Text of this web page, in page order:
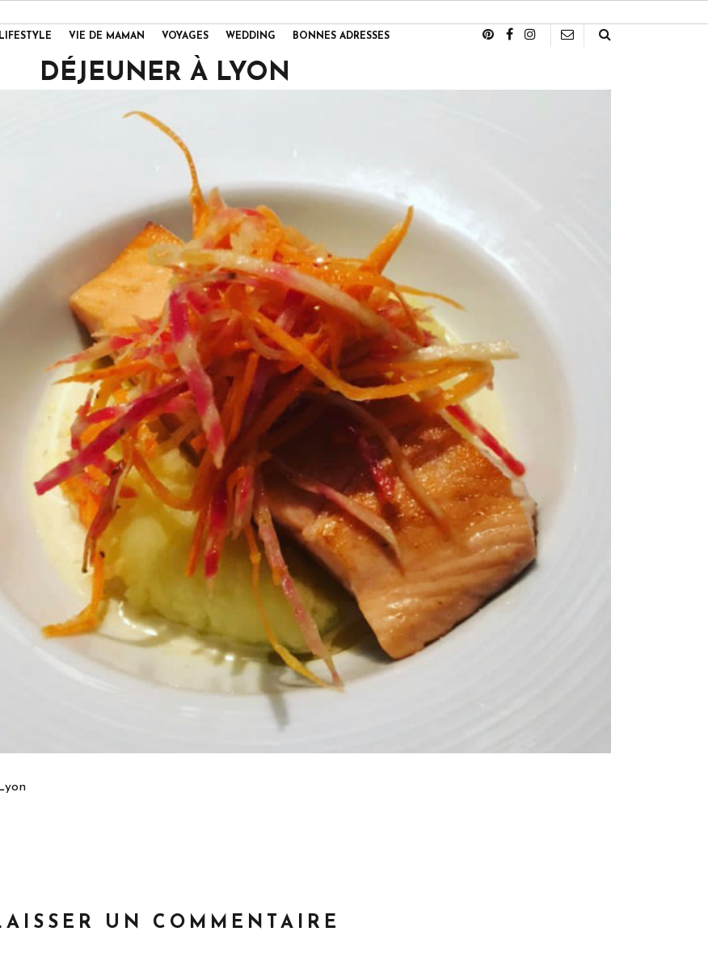
LIFESTYLE VIE DE MAMAN VOYAGES WEDDING BONNES ADRESSES
DÉJEUNER À LYON
UN COMMENTAIRE